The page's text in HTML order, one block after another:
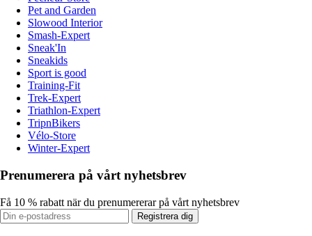
Pet and Garden
Slowood Interior
Smash-Expert
Sneak'In
Sneakids
Sport is good
Training-Fit
Trek-Expert
Triathlon-Expert
TripnBikers
Vélo-Store
Winter-Expert
Prenumerera på vårt nyhetsbrev
Få 10 % rabatt när du prenumererar på vårt nyhetsbrev
Registrera dig